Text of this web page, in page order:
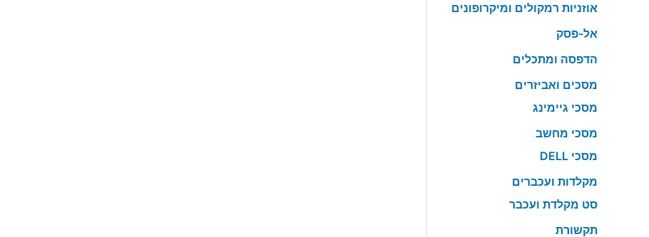
אוזניות רמקולים ומיקרופונים
אל-פסק
הדפסה ומתכלים
מסכים ואביזרים
מסכי גיימינג
מסכי מחשב
מסכי DELL
מקלדות ועכברים
סט מקלדת ועכבר
תקשורת